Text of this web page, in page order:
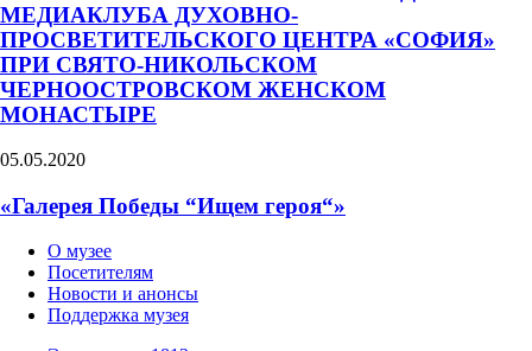
МЕДИАКЛУБА ДУХОВНО-
ПРОСВЕТИТЕЛЬСКОГО ЦЕНТРА «СОФИЯ»
ПРИ СВЯТО-НИКОЛЬСКОМ
ЧЕРНООСТРОВСКОМ ЖЕНСКОМ
МОНАСТЫРЕ
05.05.2020
«Галерея Победы “Ищем героя“»
О музее
Посетителям
Новости и анонсы
Поддержка музея